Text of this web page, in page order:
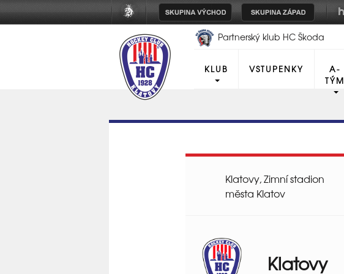
Partnerský klub HC Škoda
KLUB VSTUPENKY
A-
TÝM
Klatovy, Zimní stadion
města Klatov
Klatovy